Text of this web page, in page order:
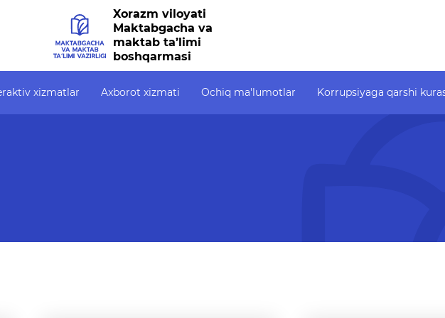
Galereya
tashkilotiga qabul qilish
bo'yicha
kurashish
Xorazm viloyati
Maktabgacha va
maktab ta’limi
boshqarmasi
xizmatlar Axborot xizmati Ochiq ma'lumotlar Korrupsiyaga qarshi